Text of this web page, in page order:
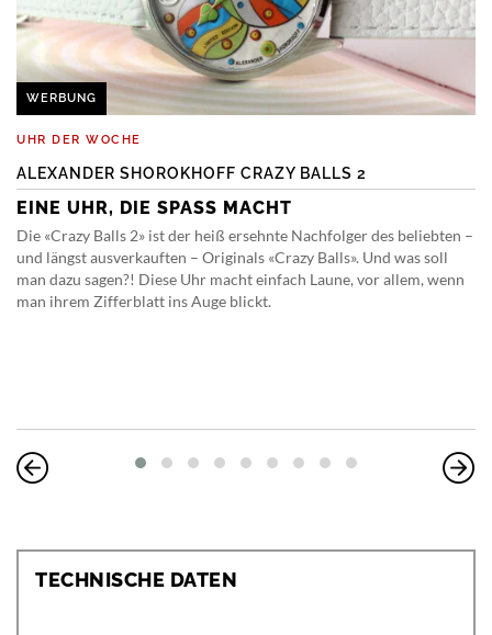
WERBUNG
UHR DER WOCHE
ALEXANDER SHOROKHOFF CRAZY BALLS 2
EINE UHR, DIE SPASS MACHT
Die «Crazy Balls 2» ist der heiß ersehnte Nachfolger des beliebten –
und längst ausverkauften – Originals «Crazy Balls». Und was soll
man dazu sagen?! Diese Uhr macht einfach Laune, vor allem, wenn
man ihrem Zifferblatt ins Auge blickt.
TECHNISCHE DATEN